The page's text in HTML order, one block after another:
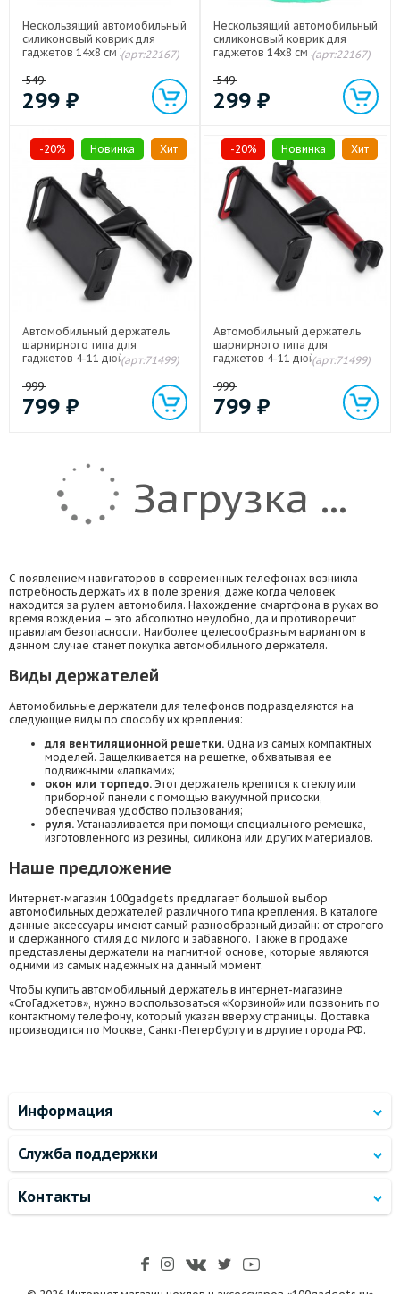
Нескользящий автомобильный
силиконовый коврик для
гаджетов 14х8 см Желтый
(арт:22167)
549
299 ₽
Нескользящий автомобильный
силиконовый коврик для
гаджетов 14х8 см Зеленый
(арт:22167)
549
299 ₽
-20% Новинка Хит
Автомобильный держатель
шарнирного типа для
гаджетов 4-11 дюймов на
(арт:71499)
999
799 ₽
-20% Новинка Хит
Автомобильный держатель
шарнирного типа для
гаджетов 4-11 дюймов на
(арт:71499)
999
799 ₽
Загрузка ...
С появлением навигаторов в современных телефонах возникла
потребность держать их в поле зрения, даже когда человек
находится за рулем автомобиля. Нахождение смартфона в руках во
время вождения – это абсолютно неудобно, да и противоречит
правилам безопасности. Наиболее целесообразным вариантом в
данном случае станет покупка автомобильного держателя.
Виды держателей
Автомобильные держатели для телефонов подразделяются на
следующие виды по способу их крепления:
для вентиляционной решетки. Одна из самых компактных
моделей. Защелкивается на решетке, обхватывая ее
подвижными «лапками»;
окон или торпедо. Этот держатель крепится к стеклу или
приборной панели с помощью вакуумной присоски,
обеспечивая удобство пользования;
руля. Устанавливается при помощи специального ремешка,
изготовленного из резины, силикона или других материалов.
Наше предложение
Интернет-магазин 100gadgets предлагает большой выбор
автомобильных держателей различного типа крепления. В каталоге
данные аксессуары имеют самый разнообразный дизайн: от строгого
и сдержанного стиля до милого и забавного. Также в продаже
представлены держатели на магнитной основе, которые являются
одними из самых надежных на данный момент.
Чтобы купить автомобильный держатель в интернет-магазине
«СтоГаджетов», нужно воспользоваться «Корзиной» или позвонить по
контактному телефону, который указан вверху страницы. Доставка
производится по Москве, Санкт-Петербургу и в другие города РФ.
Информация
Служба поддержки
Контакты